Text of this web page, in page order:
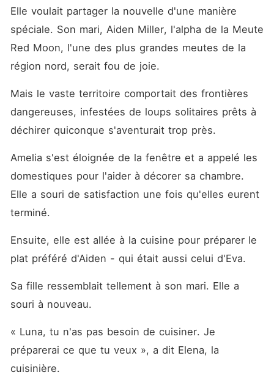
à pouvoir l'arrêter était
Amelia, médecin réputé
qu'ils croyaient mort. Quand
Aiden a aperçu le garçon à
Luna. Il a détruit la mère de
elle est tout ce qu'il n'est
pas, plus forte, plus sage,
intouchable. Va-t-elle guérir
t-elle laisser Aiden se
nouveau ? Ou sa punition
est-elle simplement de vivre
avec les répercussions ?
Elle voulait partager la nouvelle d'une manière
spéciale. Son mari, Aiden Miller, l'alpha de la Meute
Red Moon, l'une des plus grandes meutes de la
région nord, serait fou de joie.
Mais le vaste territoire comportait des frontières
dangereuses, infestées de loups solitaires prêts à
déchirer quiconque s'aventurait trop près.
Amelia s'est éloignée de la fenêtre et a appelé les
domestiques pour l'aider à décorer sa chambre.
Elle a souri de satisfaction une fois qu'elles eurent
terminé.
Ensuite, elle est allée à la cuisine pour préparer le
plat préféré d'Aiden - qui était aussi celui d'Eva.
Sa fille ressemblait tellement à son mari. Elle a
souri à nouveau.
« Luna, tu n'as pas besoin de cuisiner. Je
préparerai ce que tu veux », a dit Elena, la
cuisinière.